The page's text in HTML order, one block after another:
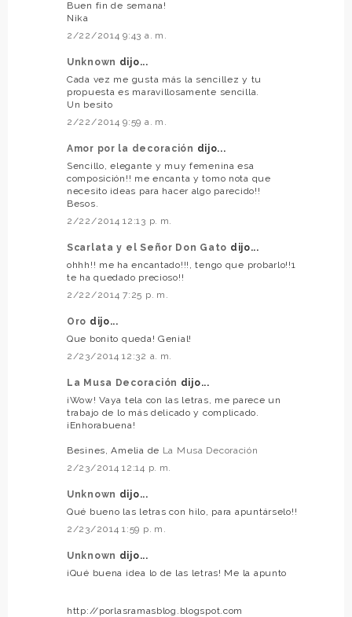
Buen fin de semana!
Nika
2/22/2014 9:43 a. m.
Unknown dijo...
Cada vez me gusta más la sencillez y tu
propuesta es maravillosamente sencilla.
Un besito
2/22/2014 9:59 a. m.
Amor por la decoración dijo...
Sencillo, elegante y muy femenina esa
composición!! me encanta y tomo nota que
necesito ideas para hacer algo parecido!!
Besos.
2/22/2014 12:13 p. m.
Scarlata y el Señor Don Gato dijo...
ohhh!! me ha encantado!!!, tengo que probarlo!!1
te ha quedado precioso!!
2/22/2014 7:25 p. m.
Oro dijo...
Que bonito queda! Genial!
2/23/2014 12:32 a. m.
La Musa Decoración dijo...
¡Wow! Vaya tela con las letras, me parece un
trabajo de lo más delicado y complicado.
¡Enhorabuena!
Besines, Amelia de La Musa Decoración
2/23/2014 12:14 p. m.
Unknown dijo...
Qué bueno las letras con hilo, para apuntárselo!!
2/23/2014 1:59 p. m.
Unknown dijo...
¡Qué buena idea lo de las letras! Me la apunto
http://porlasramasblog.blogspot.com